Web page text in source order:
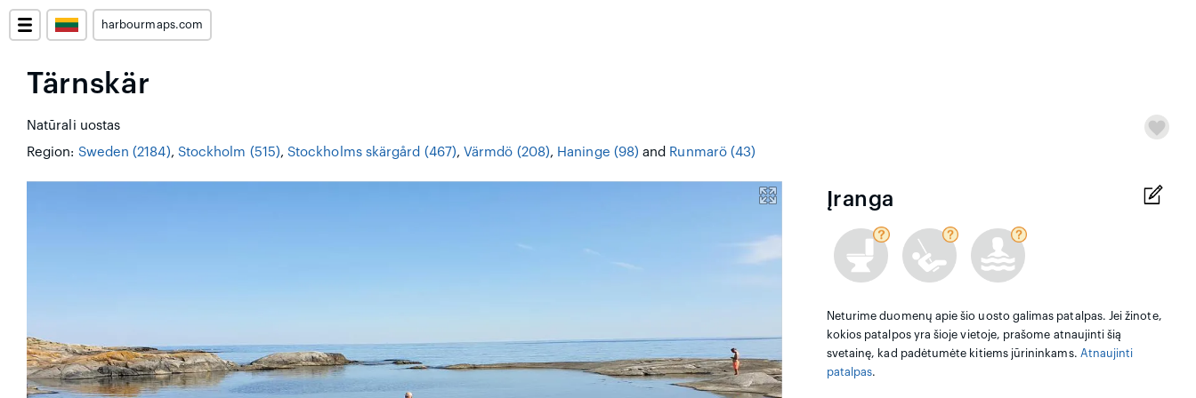
harbourmaps.com
Tärnskär
Natūrali uostas
Region: Sweden (2184), Stockholm (515), Stockholms skärgård (467), Värmdö (208), Haninge (98) and Runmarö (43)
Įranga
Neturime duomenų apie šio uosto galimas patalpas. Jei žinote,
kokios patalpos yra šioje vietoje, prašome atnaujinti šią
svetainę, kad padėtumėte kitiems jūrininkams. Atnaujinti
patalpas.